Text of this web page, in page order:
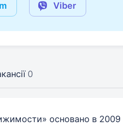
Viber
0
основано в 2009